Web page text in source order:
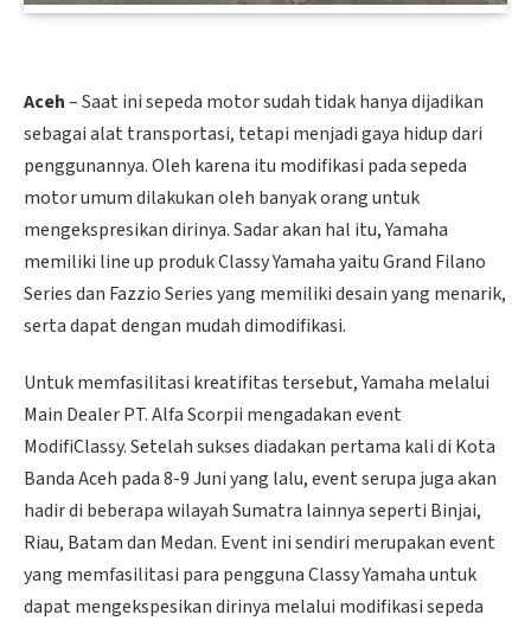
Aceh– Saat ini sepeda motor sudah tidak hanya dijadikan
sebagai alat transportasi, tetapi menjadi gaya hidup dari
penggunannya. Oleh karena itu modifikasi pada sepeda
motor umum dilakukan oleh banyak orang untuk
mengekspresikan dirinya. Sadar akan hal itu, Yamaha
memiliki line up produk Classy Yamaha yaitu Grand Filano
Series dan Fazzio Series yang memiliki desain yang menarik,
serta dapat dengan mudah dimodifikasi.
Untuk memfasilitasi kreatifitas tersebut, Yamaha melalui
Main Dealer PT. Alfa Scorpii mengadakan event
ModifiClassy. Setelah sukses diadakan pertama kali di Kota
Banda Aceh pada 8-9 Juni yang lalu, event serupa juga akan
hadir di beberapa wilayah Sumatra lainnya seperti Binjai,
Riau, Batam dan Medan. Event ini sendiri merupakan event
yang memfasilitasi para pengguna Classy Yamaha untuk
dapat mengekspesikan dirinya melalui modifikasi sepeda